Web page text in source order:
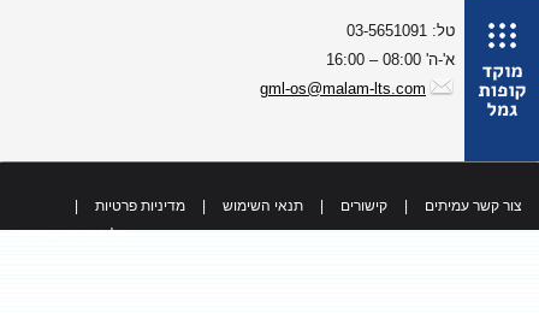
טל: 03-5651091
א'-ה' 08:00 – 16:00
gml-os@malam-lts.com
צור קשר עמיתים קישורים תנאי השימוש מדיניות פרטיות
כל הזכויות שמורות